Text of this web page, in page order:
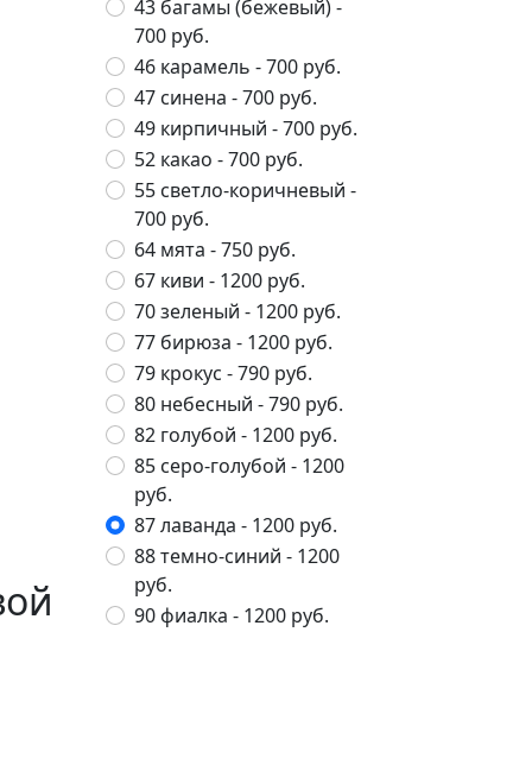
43 багамы (бежевый)-
700 руб.
46 карамель - 700 руб.
47 синена - 700 руб.
49 кирпичный - 700 руб.
52 какао - 700 руб.
55 светло-коричневый -
700 руб.
64 мята - 750 руб.
67 киви - 1200 руб.
70 зеленый - 1200 руб.
77 бирюза - 1200 руб.
79 крокус - 790 руб.
80 небесный - 790 руб.
82 голубой - 1200 руб.
85 серо-голубой - 1200
руб.
87 лаванда - 1200 руб.
88 темно-синий - 1200
руб.
90 фиалка - 1200 руб.